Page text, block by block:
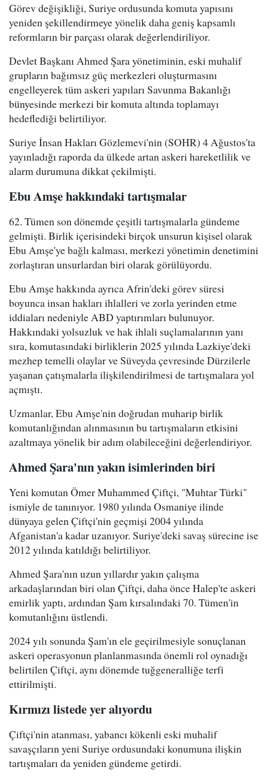
Görev değişikliği, Suriye ordusunda komuta yapısını
yeniden şekillendirmeye yönelik daha geniş kapsamlı
reformların bir parçası olarak değerlendiriliyor.
Devlet Başkanı Ahmed Şara yönetiminin, eski muhalif
grupların bağımsız güç merkezleri oluşturmasını
engelleyerek tüm askeri yapıları Savunma Bakanlığı
bünyesinde merkezi bir komuta altında toplamayı
hedeflediği belirtiliyor.
Suriye İnsan Hakları Gözlemevi'nin (SOHR) 4 Ağustos'ta
yayınladığı raporda da ülkede artan askeri hareketlilik ve
alarm durumuna dikkat çekilmişti.
Ebu Amşe hakkındaki tartışmalar
62. Tümen son dönemde çeşitli tartışmalarla gündeme
gelmişti. Birlik içerisindeki birçok unsurun kişisel olarak
Ebu Amşe'ye bağlı kalması, merkezi yönetimin denetimini
zorlaştıran unsurlardan biri olarak görülüyordu.
Ebu Amşe hakkında ayrıca Afrin'deki görev süresi
boyunca insan hakları ihlalleri ve zorla yerinden etme
iddiaları nedeniyle ABD yaptırımları bulunuyor.
Hakkındaki yolsuzluk ve hak ihlali suçlamalarının yanı
sıra, komutasındaki birliklerin 2025 yılında Lazkiye'deki
mezhep temelli olaylar ve Süveyda çevresinde Dürzilerle
yaşanan çatışmalarla ilişkilendirilmesi de tartışmalara yol
açmıştı.
Uzmanlar, Ebu Amşe'nin doğrudan muharip birlik
komutanlığından alınmasının bu tartışmaların etkisini
azaltmaya yönelik bir adım olabileceğini değerlendiriyor.
Ahmed Şara'nın yakın isimlerinden biri
Yeni komutan Ömer Muhammed Çiftçi, "Muhtar Türki"
ismiyle de tanınıyor. 1980 yılında Osmaniye ilinde
dünyaya gelen Çiftçi'nin geçmişi 2004 yılında
Afganistan'a kadar uzanıyor. Suriye'deki savaş sürecine ise
2012 yılında katıldığı belirtiliyor.
Ahmed Şara'nın uzun yıllardır yakın çalışma
arkadaşlarından biri olan Çiftçi, daha önce Halep'te askeri
emirlik yaptı, ardından Şam kırsalındaki 70. Tümen'in
komutanlığını üstlendi.
2024 yılı sonunda Şam'ın ele geçirilmesiyle sonuçlanan
askeri operasyonun planlanmasında önemli rol oynadığı
belirtilen Çiftçi, aynı dönemde tuğgeneralliğe terfi
ettirilmişti.
Kırmızı listede yer alıyordu
Çiftçi'nin atanması, yabancı kökenli eski muhalif
savaşçıların yeni Suriye ordusundaki konumuna ilişkin
tartışmaları da yeniden gündeme getirdi.